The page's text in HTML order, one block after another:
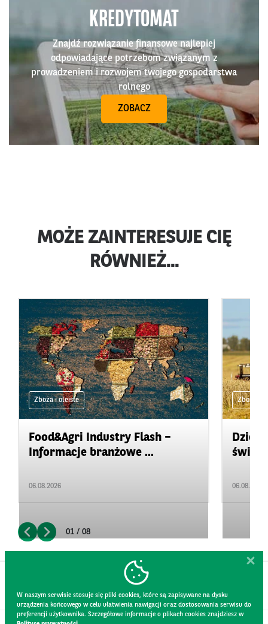
KREDYTOMAT
Znajdź rozwiązanie finansowe najlepiej
odpowiadające potrzebom związanym z
prowadzeniem i rozwojem twojego gospodarstwa
rolnego
ZOBACZ
MOŻE ZAINTERESUJE CIĘ
RÓWNIEŻ...
Zboża i oleiste
Food&Agri Industry Flash –
Informacje branżowe ...
06.08.2026
Zboża i
06.08.2026
01 / 08
W naszym serwisie stosuje się pliki cookies, które są zapisywane na dysku
urządzenia końcowego w celu ułatwienia nawigacji oraz dostosowania serwisu do
preferencji użytkownika. Szczegółowe informacje o plikach cookies znajdziesz w